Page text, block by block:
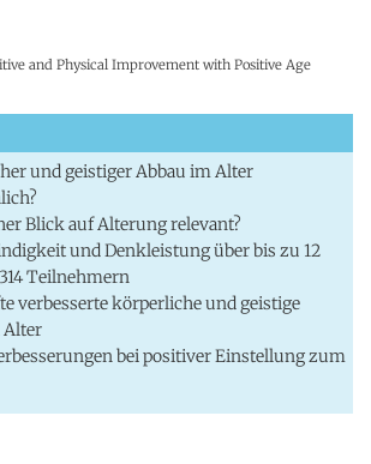
and Physical Improvement with Positive Age
und geistiger Abbau im Alter
Blick auf Alterung relevant?
und Denkleistung über bis zu 12
Teilnehmern
verbesserte körperliche und geistige
Alter
bei positiver Einstellung zum